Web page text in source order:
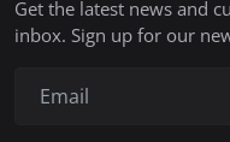
Get the latest news and
inbox. Sign up for our